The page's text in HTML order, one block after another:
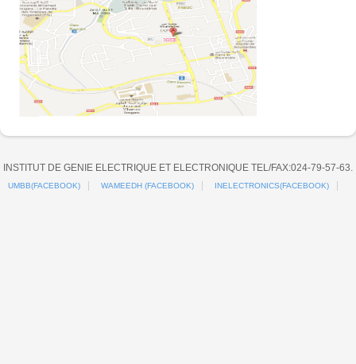
INSTITUT DE GENIE ELECTRIQUE ET ELECTRONIQUE TEL/FAX:024-79-57-63.
UMBB(FACEBOOK) WAMEEDH (FACEBOOK) INELECTRONICS(FACEBOOK)